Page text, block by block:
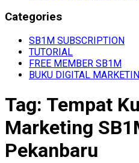
Categories
SB1M SUBSCRIPTION
TUTORIAL
FREE MEMBER SB1M
BUKU DIGITAL
Tag: Tempat
Marketing
Pekanbaru